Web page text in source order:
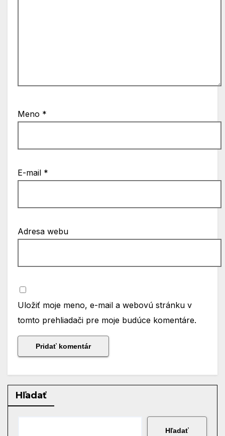
Meno *
E-mail *
Adresa webu
Uložiť moje meno, e-mail a webovú stránku v
tomto prehliadači pre moje budúce komentáre.
Hľadať
Hľadať